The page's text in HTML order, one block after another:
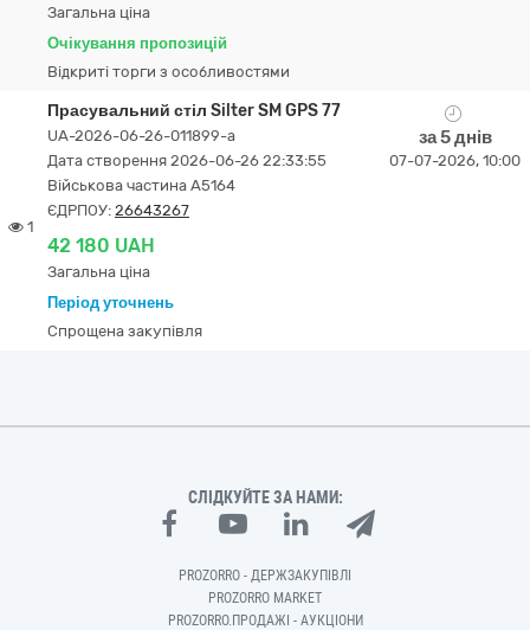
Загальна ціна
Очікування пропозицій
Відкриті торги з особливостями
1
Прасувальний стіл Silter SM GPS 77
UA-2026-06-26-011899-a
Дата створення 2026-06-26 22:33:55
Військова частина А5164
ЄДРПОУ: 26643267
42 180 UAH
Загальна ціна
Період уточнень
Спрощена закупівля
за 5 днів
07-07-2026, 10:00
СЛІДКУЙТЕ ЗА НАМИ:
PROZORRO - ДЕРЖЗАКУПІВЛІ
PROZORRO MARKET
PROZORRO.ПРОДАЖІ - АУКЦІОНИ